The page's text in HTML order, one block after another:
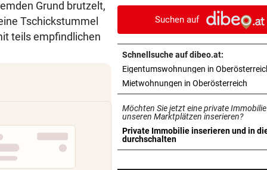
Grund brutzelt,
Tschickstummel
teils empfindlichen
Schmierfink entlarvt
VON HOF VERSCHWUNDEN vor
Vermisstes Kätzchen-
wieder vereint
TROCKEN WIE NIE
Hitze-Hammer! Wo Grillfans
Feuerpause haben
GROSSE AUFREGUNG
Suchen auf
Schnellsuche auf dibeo.at:
Eigentumswohnungen in
Mietwohnungen in Oberösterreich
Möchten Sie jetzt eine private
unseren Marktplätzen inserieren?
Private Immobilie inserieren und in
durchschalten
in neuem Tab öffnen